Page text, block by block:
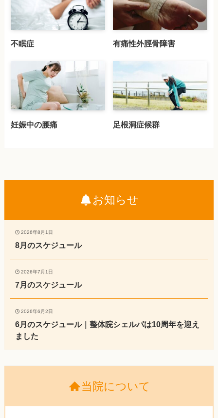
不眠症 有痛性外脛骨障害
妊娠中の腰痛 足根洞症候群
お知らせ
2026年8月1日
8月のスケジュール
2026年7月1日
7月のスケジュール
2026年6月2日
6月のスケジュール｜整体院シェルパは10周年を迎え
ました
当院について